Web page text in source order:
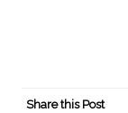
Share this Post